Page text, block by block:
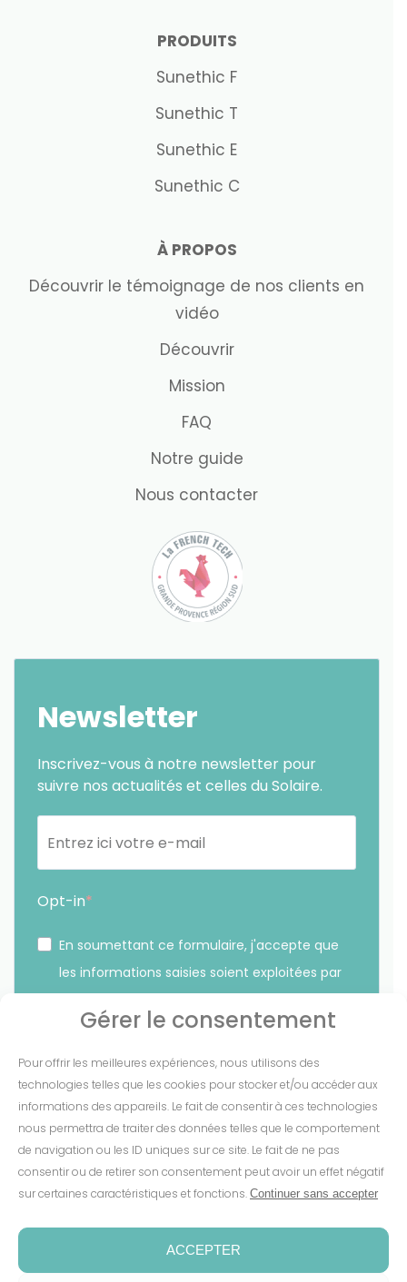
Gérer le consentement
Pour offrir les meilleures expériences, nous utilisons des
technologies telles que les cookies pour stocker et/ou accéder aux
informations des appareils. Le fait de consentir à ces technologies
nous permettra de traiter des données telles que le comportement
de navigation ou les ID uniques sur ce site. Le fait de ne pas
consentir ou de retirer son consentement peut avoir un effet négatif
sur certaines caractéristiques et fonctions. Continuer sans accepter
ACCEPTER
PRODUITS
Sunethic F
Sunethic T
Sunethic E
Sunethic C
À PROPOS
Découvrir le témoignage de nos clients en
vidéo
Découvrir
Mission
FAQ
Notre guide
Nous contacter
Newsletter
Inscrivez-vous à notre newsletter pour
suivre nos actualités et celles du Solaire.
Opt-in
En soumettant ce formulaire, j'accepte que
les informations saisies soient exploitées par
sur le lien présent dans nos emails.
S'INSCRIRE
Conditions de garantie-Espace presse